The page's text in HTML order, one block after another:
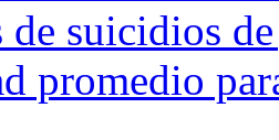
suicidios
promedio